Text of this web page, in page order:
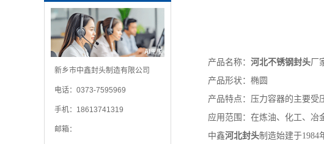
新乡市中鑫封头制造有限公司
电话：0373-7595969
手机：18613741319
邮箱：
产品名称： 河北不锈钢封头厂
产品形状：椭圆
产品特点：压力容器的主要受
应用范围：在炼油、化工、冶金
中鑫河北封头制造始建于1984